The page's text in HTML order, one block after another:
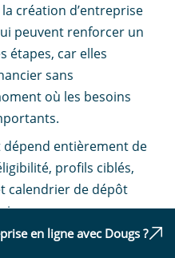
création d’entreprise
peuvent renforcer un
étapes, car elles
sans
où les besoins
entièrement de
profils ciblés,
calendrier de dépôt
subvention peut, sous
en ligne avec Dougs ?